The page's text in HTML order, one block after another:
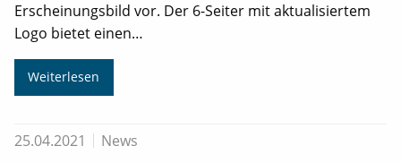
Erscheinungsbild vor. Der 6-Seiter mit aktualisiertem
Logo bietet einen…
Weiterlesen
25.04.2021 News